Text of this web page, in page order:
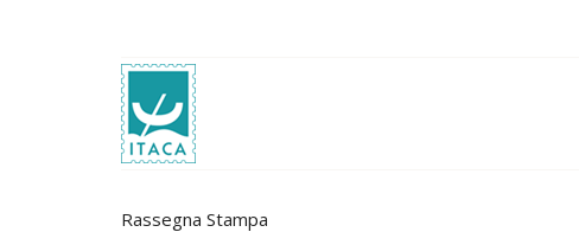
Rassegna Stampa